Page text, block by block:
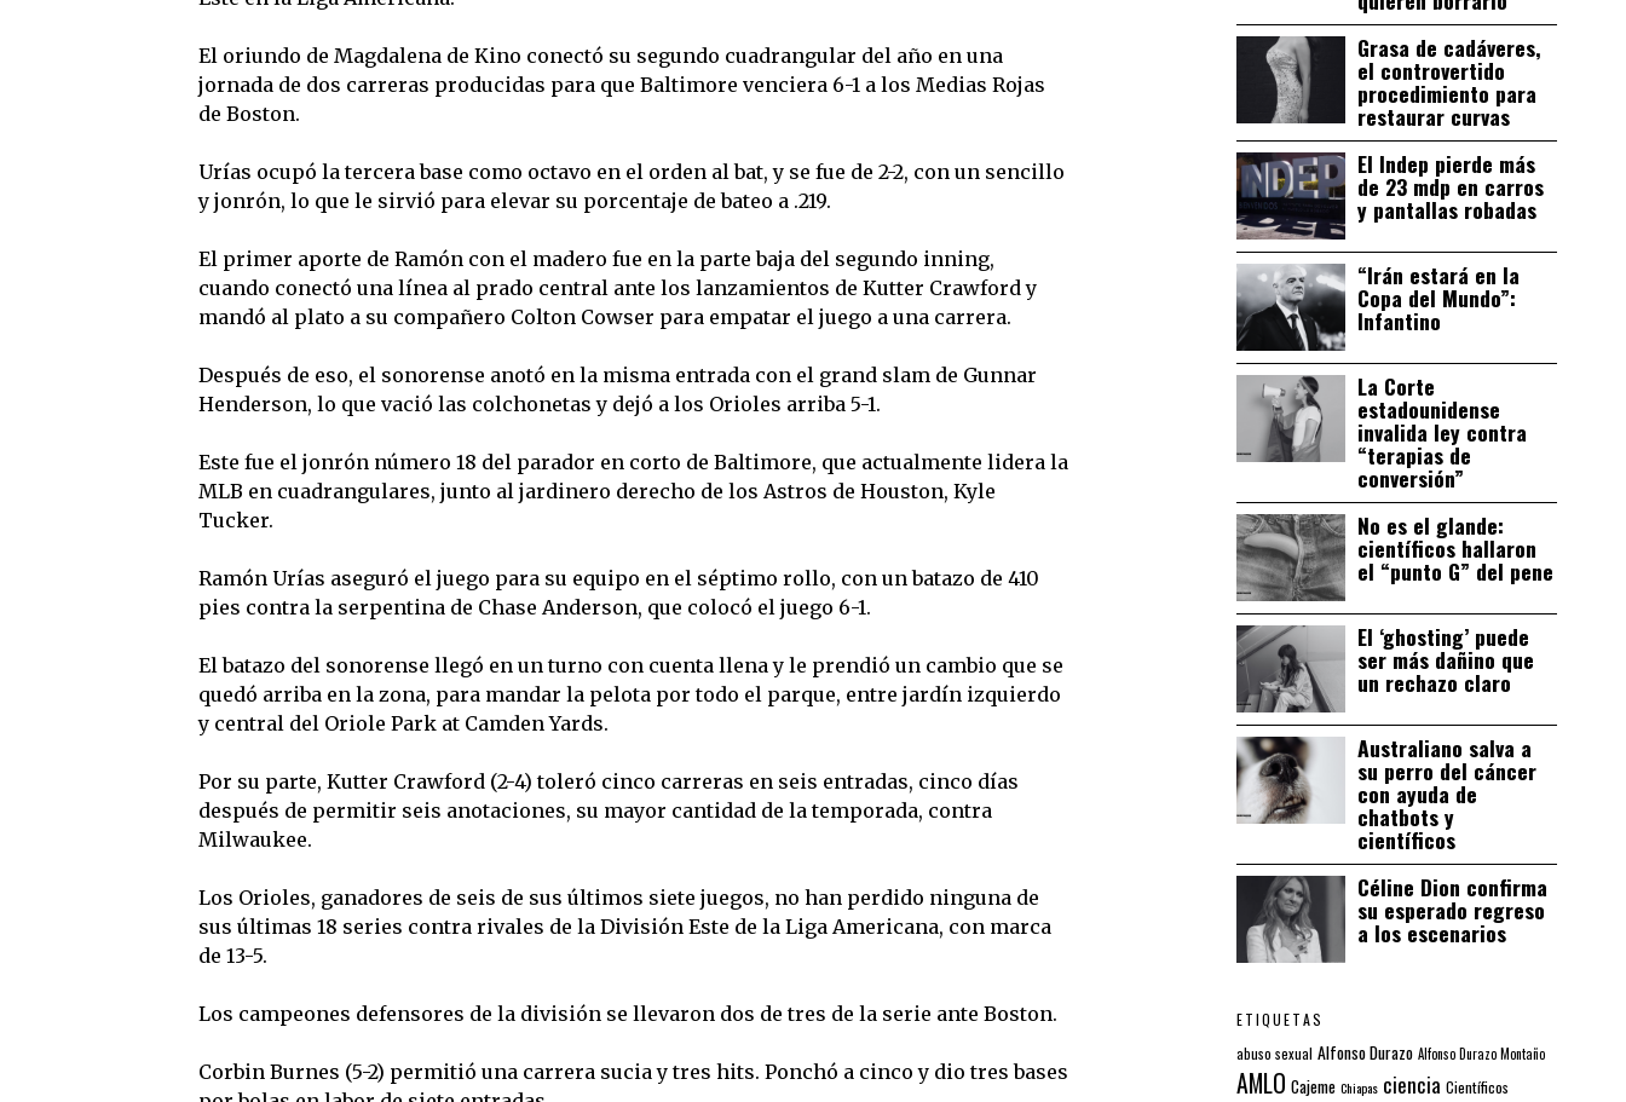
El oriundo de Magdalena de Kino conectó su segundo cuadrangular del año en una
jornada de dos carreras producidas para que Baltimore venciera 6-1 a los Medias Rojas
de Boston.
Urías ocupó la tercera base como octavo en el orden al bat, y se fue de 2-2, con un sencillo
y jonrón, lo que le sirvió para elevar su porcentaje de bateo a .219.
El primer aporte de Ramón con el madero fue en la parte baja del segundo inning,
cuando conectó una línea al prado central ante los lanzamientos de Kutter Crawford y
mandó al plato a su compañero Colton Cowser para empatar el juego a una carrera.
Después de eso, el sonorense anotó en la misma entrada con el grand slam de Gunnar
Henderson, lo que vació las colchonetas y dejó a los Orioles arriba 5-1.
Este fue el jonrón número 18 del parador en corto de Baltimore, que actualmente lidera la
MLB en cuadrangulares, junto al jardinero derecho de los Astros de Houston, Kyle
Tucker.
Ramón Urías aseguró el juego para su equipo en el séptimo rollo, con un batazo de 410
pies contra la serpentina de Chase Anderson, que colocó el juego 6-1.
El batazo del sonorense llegó en un turno con cuenta llena y le prendió un cambio que se
quedó arriba en la zona, para mandar la pelota por todo el parque, entre jardín izquierdo
y central del Oriole Park at Camden Yards.
Por su parte, Kutter Crawford (2-4) toleró cinco carreras en seis entradas, cinco días
después de permitir seis anotaciones, su mayor cantidad de la temporada, contra
Milwaukee.
Los Orioles, ganadores de seis de sus últimos siete juegos, no han perdido ninguna de
sus últimas 18 series contra rivales de la División Este de la Liga Americana, con marca
de 13-5.
Los campeones defensores de la división se llevaron dos de tres de la serie ante Boston.
Corbin Burnes (5-2) permitió una carrera sucia y tres hits. Ponchó a cinco y dio tres bases
Grasa de cadáveres,
el controvertido
procedimiento para
restaurar curvas
El Indep pierde más
de 23 mdp en carros
y pantallas robadas
“Irán estará en la
Copa del Mundo”:
Infantino
La Corte
estadounidense
invalida ley contra
“terapias de
conversión”
No es el glande:
científicos hallaron
el “punto G” del pene
El ‘ghosting’ puede
ser más dañino que
un rechazo claro
Australiano salva a
su perro del cáncer
con ayuda de
chatbots y
científicos
Céline Dion confirma
su esperado regreso
a los escenarios
ETIQUETAS
abuso sexual Alfonso Durazo Alfonso Durazo Montaño
AMLO Cajeme Chiapas ciencia Científicos